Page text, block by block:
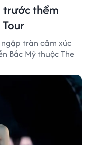
trước thềm
tràn cảm xúc
Bắc Mỹ thuộc The